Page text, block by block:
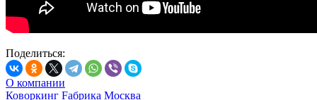
Поделиться:
О компании
Коворкинг Fабрика Москва